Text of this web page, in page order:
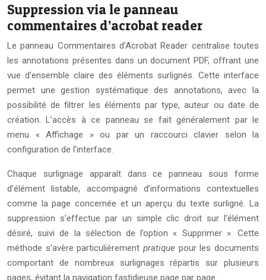
Suppression via le panneau
commentaires d’acrobat reader
Le panneau Commentaires d’Acrobat Reader centralise toutes
les annotations présentes dans un document PDF, offrant une
vue d’ensemble claire des éléments surlignés. Cette interface
permet une gestion systématique des annotations, avec la
possibilité de filtrer les éléments par type, auteur ou date de
création. L’accès à ce panneau se fait généralement par le
menu « Affichage » ou par un raccourci clavier selon la
configuration de l’interface.
Chaque surlignage apparaît dans ce panneau sous forme
d’élément listable, accompagné d’informations contextuelles
comme la page concernée et un aperçu du texte surligné. La
suppression s’effectue par un simple clic droit sur l’élément
désiré, suivi de la sélection de l’option « Supprimer ». Cette
méthode s’avère particulièrement pratique pour les documents
comportant de nombreux surlignages répartis sur plusieurs
pages, évitant la navigation fastidieuse page par page.